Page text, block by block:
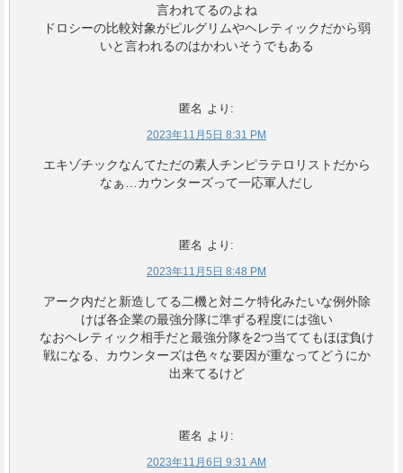
言われてるのよね
ドロシーの比較対象がピルグリムやヘレティックだから弱
いと言われるのはかわいそうでもある
匿名 より:
2023年11月5日 8:31 PM
エキゾチックなんてただの素人チンピラテロリストだから
なぁ…カウンターズって一応軍人だし
匿名 より:
2023年11月5日 8:48 PM
アーク内だと新造してる二機と対ニケ特化みたいな例外除
けば各企業の最強分隊に準ずる程度には強い
なおヘレティック相手だと最強分隊を2つ当ててもほぼ負け
戦になる、カウンターズは色々な要因が重なってどうにか
出来てるけど
匿名 より:
2023年11月6日 9:31 AM